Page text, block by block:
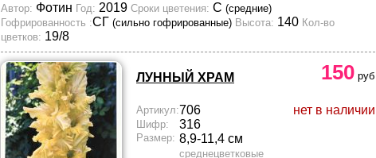
Автор: Фотин Год: 2019 Сроки цветения: С (средние)
Гофрированность :СГ (сильно гофрированные) Высота: 140 Кол-во
цветков: 19/8
ЛУННЫЙ ХРАМ 150 руб
нет в наличии
Артикул:706
Шифр: 316
Размер: 8,9-11,4 см
среднецветковые